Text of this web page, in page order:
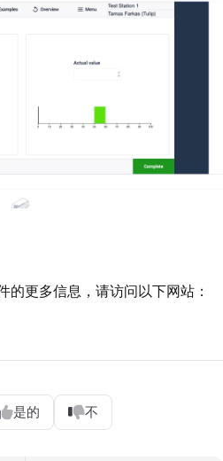
的更多信息，请访问以下网站：
是的 不